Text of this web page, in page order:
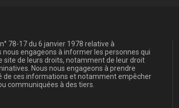
78-17 du 6 janvier 1978 relative à
engageons à informer les personnes qui
de leurs droits, notamment de leur droit
Nous nous engageons à prendre
de ces informations et notamment empêcher
communiquées à des tiers.